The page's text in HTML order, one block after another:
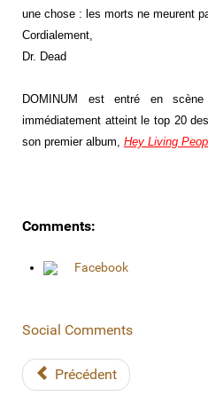
une chose : les morts ne meurent
Cordialement,
Dr. Dead
DOMINUM est entré en
immédiatement atteint le top 20
son premier album, Hey Living
Comments:
Facebook
Social Comments
Précédent